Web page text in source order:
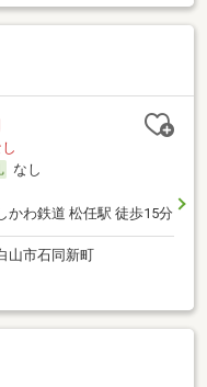
なし
かわ鉄道 松任駅 徒歩15分
山市石同新町